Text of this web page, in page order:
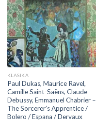
KLASIKA
Paul Dukas, Maurice Ravel,
Camille Saint-Saëns, Claude
Debussy, Emmanuel Chabrier –
The Sorcerer’s Apprentice /
Bolero / Espana / Dervaux